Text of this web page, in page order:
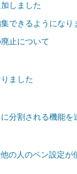
しました
できるようになり
止について
ました
分割される機能を
の人のペン設定